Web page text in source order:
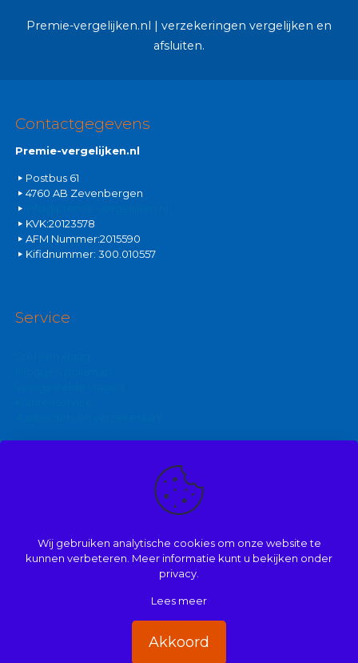
Premie-vergelijken.nl | verzekeringen vergelijken en
afsluiten.
Contactgegevens
Premie-vergelijken.nl
Postbus 61
4760 AB Zevenbergen
KVK:20123578
AFM Nummer:2015590
Kifidnummer: 300.010557
Service
Vergelijk autoverzekering
Disclaimer Dienstenwijzer/ over ons
Beloningsbeleid
Wij gebruiken analytische cookies om onze website te
kunnen verbeteren. Meer informatie kunt u bekijken onder
privacy.
Lees meer
Akkoord